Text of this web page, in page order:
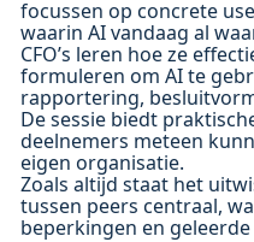
focussen op concrete
waarin AI vandaag al
CFO’s leren hoe ze
formuleren om AI te
rapportering,
De sessie biedt
deelnemers meteen
eigen organisatie.
Zoals altijd staat het
tussen peers centraal,
beperkingen en